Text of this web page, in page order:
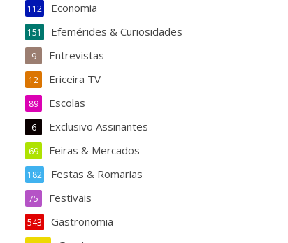
Economia
112
Efemérides & Curiosidades
151
Entrevistas
9
Ericeira TV
12
Escolas
89
Exclusivo Assinantes
6
Feiras & Mercados
69
Festas & Romarias
182
Festivais
75
Gastronomia
543